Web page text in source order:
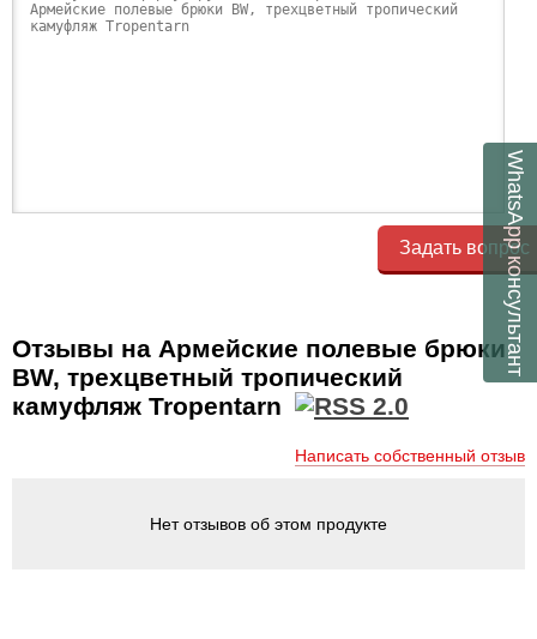
Задать вопрос
Отзывы на Армейские полевые брюки
BW, трехцветный тропический
камуфляж Tropentarn
Написать собственный отзыв
Нет отзывов об этом продукте
WhatsApp
консультант